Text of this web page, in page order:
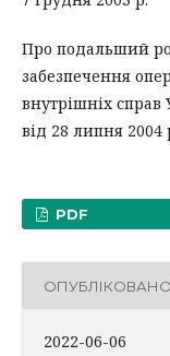
Про подальший
забезпечення
внутрішніх
від 28 липня 2004
PDF
ОПУБЛІКОВАНО
2022-06-06